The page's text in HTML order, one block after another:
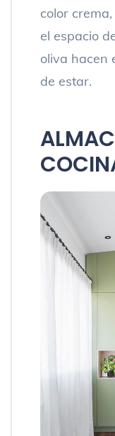
color
el espacio
oliva hacen
de estar.